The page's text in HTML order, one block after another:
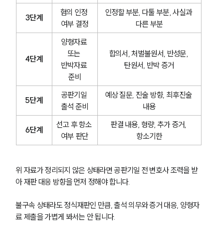
3단계
혐의 인정
여부 결정
인정할 부분, 다툴 부분, 사실과
다른 부분
4단계
양형자료
또는
반박자료
준비
합의서, 처벌불원서, 반성문,
탄원서, 반박 증거
5단계
공판기일
출석 준비
예상 질문, 진술 방향, 최후진술
내용
6단계
선고 후 항소
여부 판단
판결 내용, 형량, 추가 증거,
항소기한
위 자료가 정리되지 않은 상태라면 공판기일 전 변호사 조력을 받
아 재판 대응 방향을 먼저 정해야 합니다.
불구속 상태라도 정식재판인 만큼, 출석 의무와 증거 대응, 양형자
료 제출을 가볍게 봐서는 안 됩니다.